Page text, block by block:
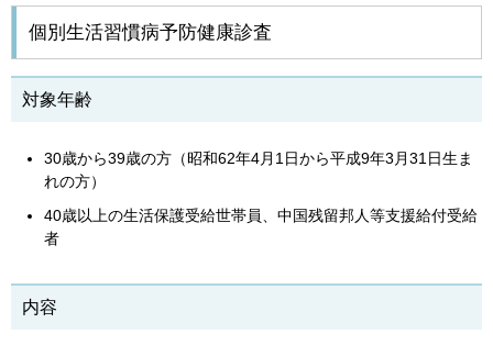
個別生活習慣病予防健康診査
対象年齢
30歳から39歳の方（昭和62年4月1日から平成9年3月31日生ま
れの方）
40歳以上の生活保護受給世帯員、中国残留邦人等支援給付受給
者
内容